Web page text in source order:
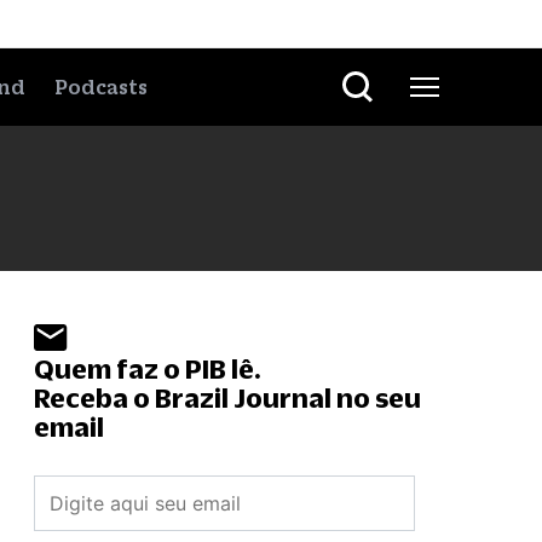
Podcasts
Quem faz o PIB lê.
Receba o Brazil Journal no seu
email